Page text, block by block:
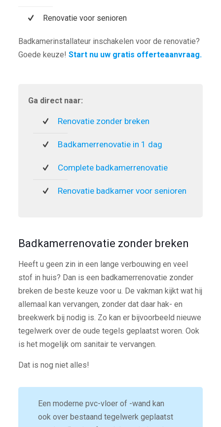
Renovatie voor senioren
Badkamerinstallateur inschakelen voor de renovatie?
Goede keuze! Start nu uw gratis offerteaanvraag.
Ga direct naar:
Renovatie zonder breken
Badkamerrenovatie in 1 dag
Complete badkamerrenovatie
Renovatie badkamer voor senioren
Badkamerrenovatie zonder breken
Heeft u geen zin in een lange verbouwing en veel
stof in huis? Dan is een badkamerrenovatie zonder
breken de beste keuze voor u. De vakman kijkt wat hij
allemaal kan vervangen, zonder dat daar hak- en
breekwerk bij nodig is. Zo kan er bijvoorbeeld nieuwe
tegelwerk over de oude tegels geplaatst woren. Ook
is het mogelijk om sanitair te vervangen.
Dat is nog niet alles!
Een moderne pvc-vloer of -wand kan
ook over bestaand tegelwerk geplaatst